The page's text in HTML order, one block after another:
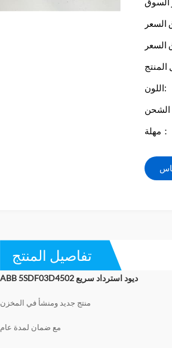
اللون:
مهلة：
تفاصيل المنتج
ABB 5SDF03D4502 ديود استرداد سريع
منتج جديد ومنشأ في المخزن
مع ضمان لمدة عام